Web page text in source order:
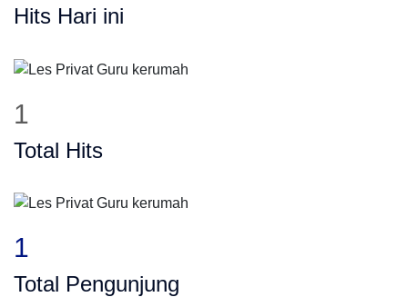
Hits Hari ini
1
Total Hits
1
Total Pengunjung